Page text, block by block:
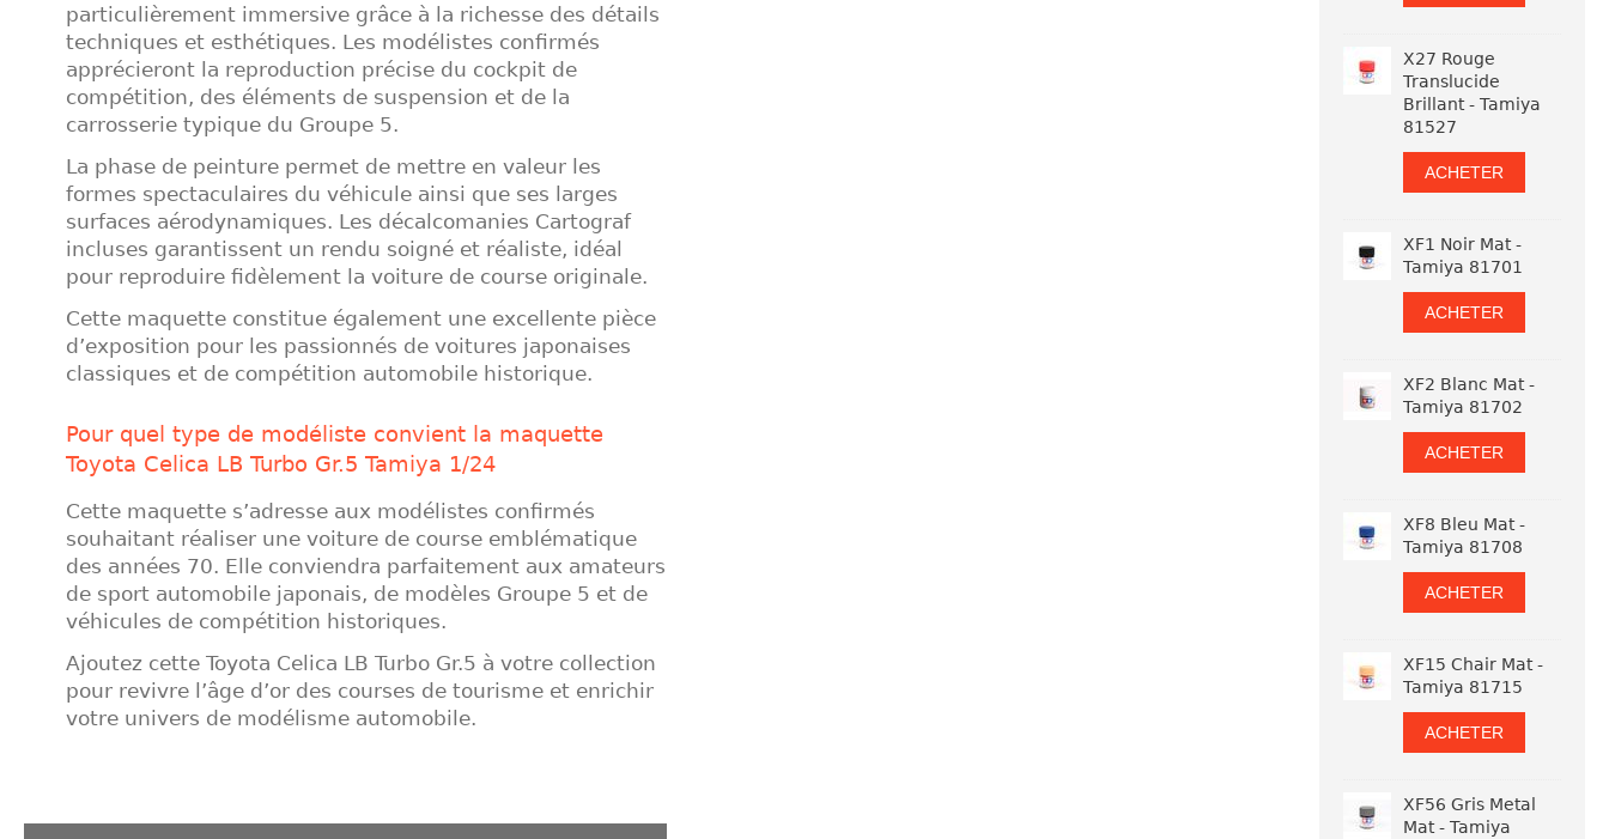
particulièrement immersive grâce à la richesse des détails
techniques et esthétiques. Les modélistes confirmés
apprécieront la reproduction précise du cockpit de
compétition, des éléments de suspension et de la
carrosserie typique du Groupe 5.
La phase de peinture permet de mettre en valeur les
formes spectaculaires du véhicule ainsi que ses larges
surfaces aérodynamiques. Les décalcomanies Cartograf
incluses garantissent un rendu soigné et réaliste, idéal
pour reproduire fidèlement la voiture de course originale.
Cette maquette constitue également une excellente pièce
d’exposition pour les passionnés de voitures japonaises
classiques et de compétition automobile historique.
Pour quel type de modéliste convient la maquette
Toyota Celica LB Turbo Gr.5 Tamiya 1/24
Cette maquette s’adresse aux modélistes confirmés
souhaitant réaliser une voiture de course emblématique
des années 70. Elle conviendra parfaitement aux amateurs
de sport automobile japonais, de modèles Groupe 5 et de
véhicules de compétition historiques.
Ajoutez cette Toyota Celica LB Turbo Gr.5 à votre collection
pour revivre l’âge d’or des courses de tourisme et enrichir
votre univers de modélisme automobile.
X27 Rouge
Translucide
Brillant - Tamiya
81527
ACHETER
XF1 Noir Mat -
Tamiya 81701
ACHETER
XF2 Blanc Mat -
Tamiya 81702
ACHETER
XF8 Bleu Mat -
Tamiya 81708
ACHETER
XF15 Chair Mat -
Tamiya 81715
ACHETER
XF56 Gris Metal
Mat - Tamiya